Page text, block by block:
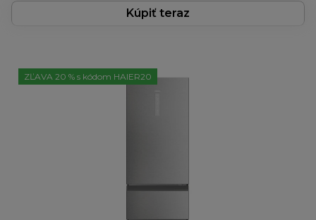
Kúpiť teraz
ZĽAVA 20 % s kódom HAIER20